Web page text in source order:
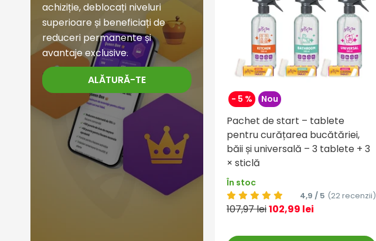
achiziție, deblocați niveluri
superioare și beneficiați de
reduceri permanente și
avantaje exclusive.
ALĂTURĂ-TE
- 5 % Nou
Pachet de start – tablete
pentru curățarea bucătăriei,
băii și universală – 3 tablete + 3
× sticlă
În stoc
4,9 / 5 (22 recenzii)
107,97 lei102,99 lei